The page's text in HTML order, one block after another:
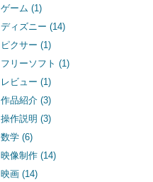
ゲーム (1)
ディズニー (14)
ピクサー (1)
フリーソフト (1)
レビュー (1)
作品紹介 (3)
操作説明 (3)
数学 (6)
映像制作 (14)
映画 (14)